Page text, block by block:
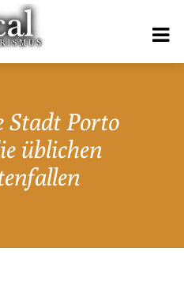
Stadt Porto
üblichen